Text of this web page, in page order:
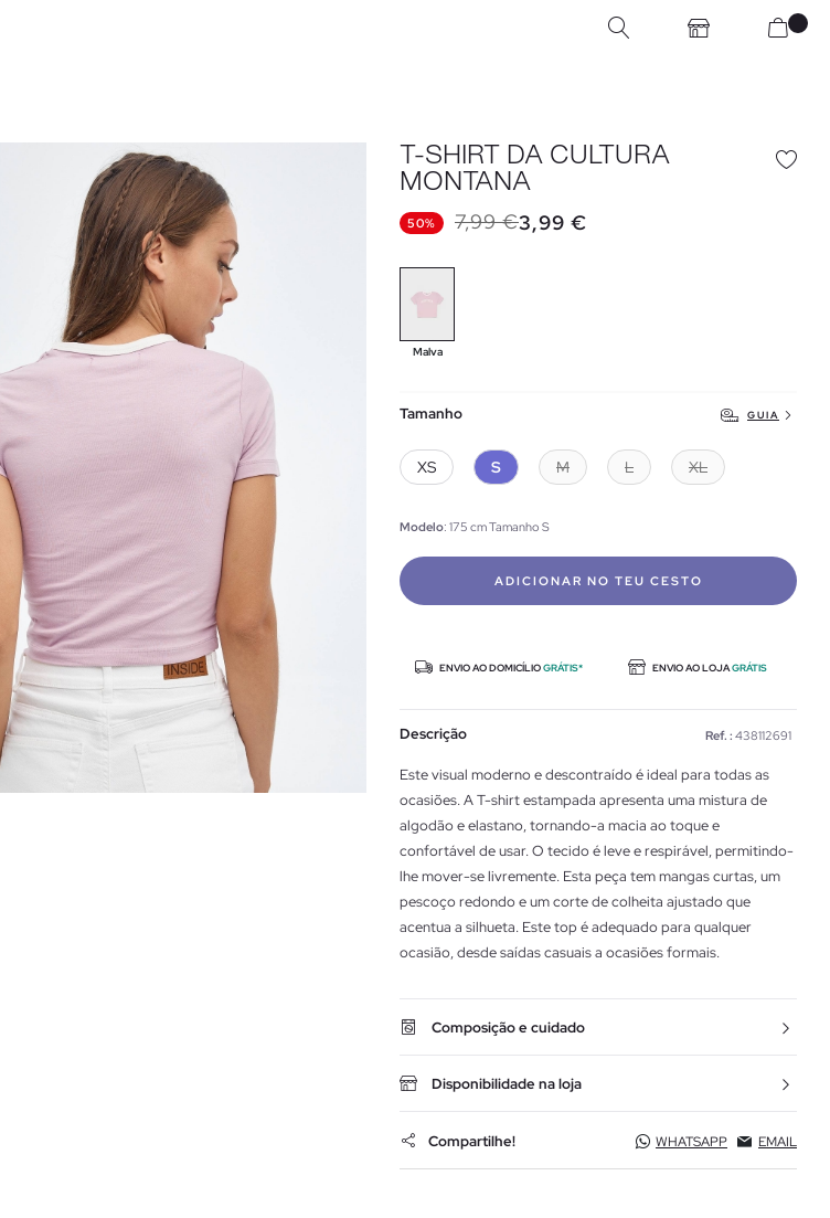
T-SHIRT DA CULTURA
MONTANA
50% 7,99 €3,99 €
Malva
Tamanho GUIA
XS S M L XL
Modelo: 175 cm Tamanho S
ADICIONAR NO TEU CESTO
ENVIO AO DOMICÍLIOGRÁTIS* ENVIO AO LOJAGRÁTIS
Descrição Ref. : 438112691
Este visual moderno e descontraído é ideal para todas as
ocasiões. A T-shirt estampada apresenta uma mistura de
algodão e elastano, tornando-a macia ao toque e
confortável de usar. O tecido é leve e respirável, permitindo-
lhe mover-se livremente. Esta peça tem mangas curtas, um
pescoço redondo e um corte de colheita ajustado que
acentua a silhueta. Este top é adequado para qualquer
ocasião, desde saídas casuais a ocasiões formais.
Composição e cuidado
Disponibilidade na loja
Compartilhe! WHATSAPP EMAIL